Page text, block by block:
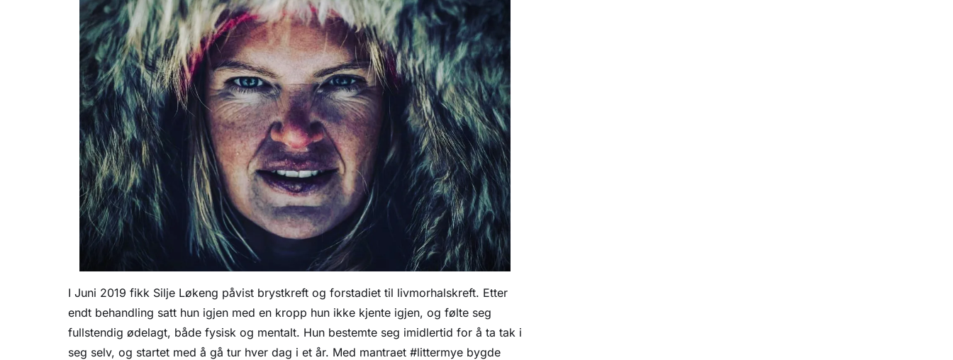
I Juni 2019 fikk Silje Løkeng påvist brystkreft og forstadiet til livmorhalskreft. Etter
endt behandling satt hun igjen med en kropp hun ikke kjente igjen, og følte seg
fullstendig ødelagt, både fysisk og mentalt. Hun bestemte seg imidlertid for å ta tak i
seg selv, og startet med å gå tur hver dag i et år. Med mantraet #littermye bygde